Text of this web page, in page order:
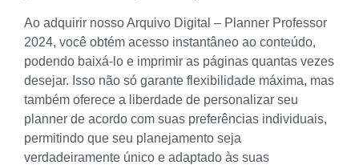
Ao adquirir nosso Arquivo Digital – Planner Professor
2024, você obtém acesso instantâneo ao conteúdo,
podendo baixá-lo e imprimir as páginas quantas vezes
desejar. Isso não só garante flexibilidade máxima, mas
também oferece a liberdade de personalizar seu
planner de acordo com suas preferências individuais,
permitindo que seu planejamento seja
verdadeiramente único e adaptado às suas